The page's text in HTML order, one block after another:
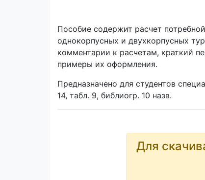
Пособие содержит расчет
однокорпусных и двухкорпусных
комментарии к расчетам, краткий
примеры их оформления.
Предназначено для студентов
14, табл. 9, библиогр. 10 назв.
Для